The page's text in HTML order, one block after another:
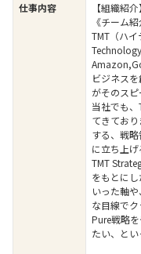
仕事内容
【組織紹介】
《チーム紹
TMT（ハ
ビジネス
がそのスピ
当社でも
てきてお
する、戦
に立ち上げ
TMT
をもとに
いった軸
な目線でク
Pure戦略
たい、とい